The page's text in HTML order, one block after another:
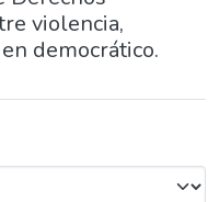
violencia,
democrático.